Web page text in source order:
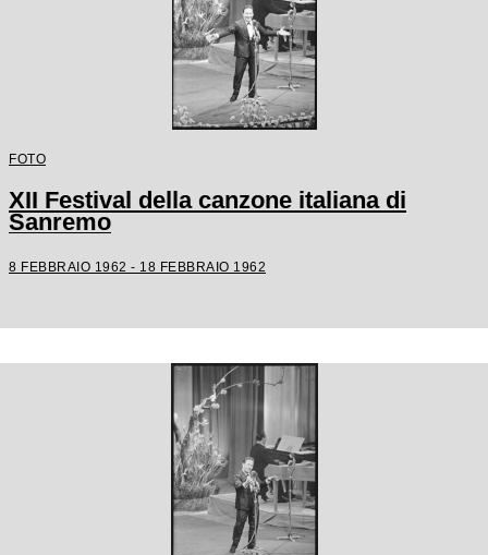
FOTO
XII Festival della canzone italiana di
Sanremo
8 FEBBRAIO 1962 - 18 FEBBRAIO 1962